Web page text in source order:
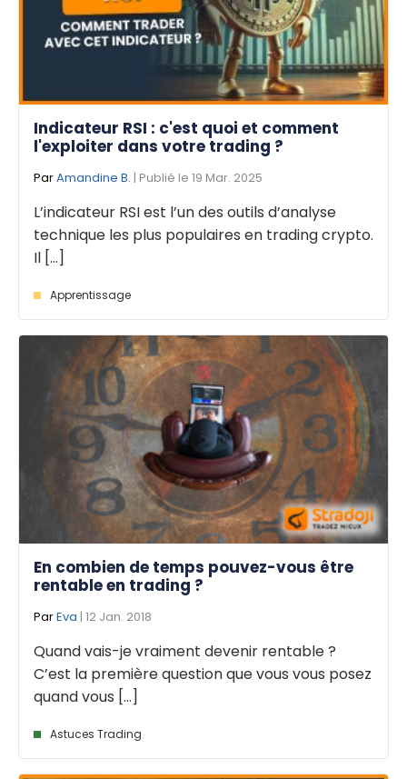
Indicateur RSI : c'est quoi et comment
l'exploiter dans votre trading ?
ParAmandine B. | Publié le 19 Mar. 2025
L’indicateur RSI est l’un des outils d’analyse
technique les plus populaires en trading crypto.
Il [...]
Apprentissage
En combien de temps pouvez-vous être
rentable en trading ?
ParEva | 12 Jan. 2018
Quand vais-je vraiment devenir rentable ?
C’est la première question que vous vous posez
quand vous [...]
Astuces Trading